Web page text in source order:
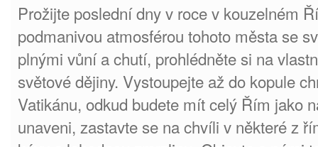
Prožijte poslední dny v roce v kouzelném
podmanivou atmosférou tohoto města se
plnými vůní a chutí, prohlédněte si na
světové dějiny. Vystoupejte až do kopule
Vatikánu, odkud budete mít celý Řím jako
unaveni, zastavte se na chvíli v některé z